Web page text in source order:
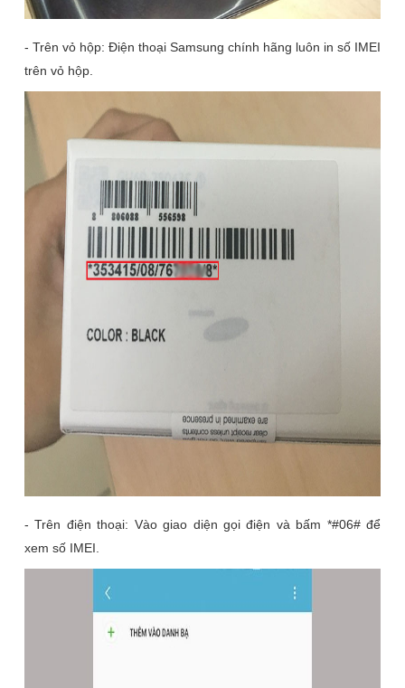
- Trên vỏ hộp: Điện thoại Samsung chính hãng luôn in số IMEI
trên vỏ hộp.
- Trên điện thoại: Vào giao diện gọi điện và bấm *#06# để
xem số IMEI.